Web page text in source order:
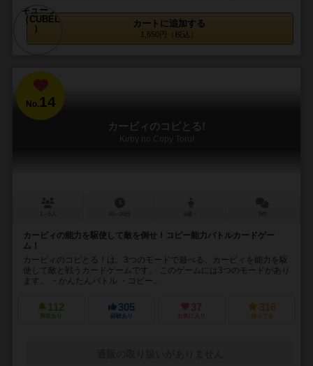
カートに追加する
1,650円（税込）
No.14
カービィのコピとる!
Kirby no Copy Toru!
カービィの能力を駆使して敵を倒せ！コピー能力バトルカードゲー
ム！
カービィのコピとる！は、3つのモードで遊べる、カービィを能力を駆
使して敵と戦うカードゲームです。 このゲームには3つのモードがあり
ます。 ・かんたんバトル ・コピー...
112
興味あり
305
経験あり
37
お気に入り
316
持ってる